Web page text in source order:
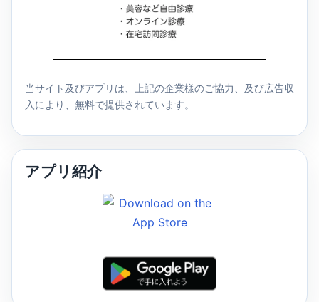
当サイト及びアプリは、上記の企業様のご協力、及び広告収
入により、無料で提供されています。
アプリ紹介